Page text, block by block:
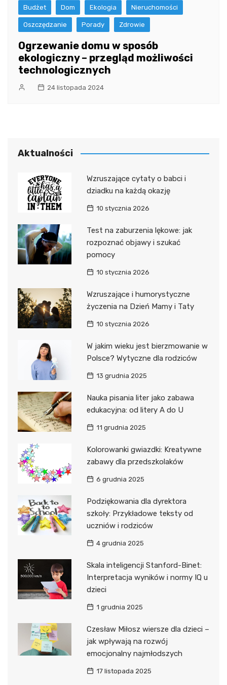
Budżet Dom Ekologia Nieruchomości
Oszczędzanie Porady Zdrowie
Ogrzewanie domu w sposób
ekologiczny – przegląd możliwości
technologicznych
24 listopada 2024
Aktualności
Wzruszające cytaty o babci i
dziadku na każdą okazję
10 stycznia 2026
Test na zaburzenia lękowe: jak
rozpoznać objawy i szukać
pomocy
10 stycznia 2026
Wzruszające i humorystyczne
życzenia na Dzień Mamy i Taty
10 stycznia 2026
W jakim wieku jest bierzmowanie w
Polsce? Wytyczne dla rodziców
13 grudnia 2025
Nauka pisania liter jako zabawa
edukacyjna: od litery A do U
11 grudnia 2025
Kolorowanki gwiazdki: Kreatywne
zabawy dla przedszkolaków
6 grudnia 2025
Podziękowania dla dyrektora
szkoły: Przykładowe teksty od
uczniów i rodziców
4 grudnia 2025
Skala inteligencji Stanford-Binet:
Interpretacja wyników i normy IQ u
dzieci
1 grudnia 2025
Czesław Miłosz wiersze dla dzieci –
jak wpływają na rozwój
emocjonalny najmłodszych
17 listopada 2025